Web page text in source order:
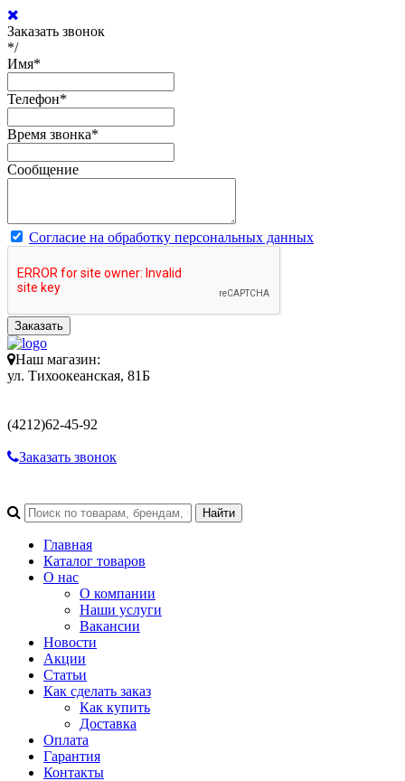
Заказать звонок
*/
Имя*
Телефон*
Время звонка*
Сообщение
Согласие на обработку персональных данных
Заказать
Наш магазин:
ул. Тихоокеанская, 81Б
(4212)62-45-92
Заказать звонок
Главная
Каталог товаров
О нас
О компании
Наши услуги
Вакансии
Новости
Акции
Статьи
Как сделать заказ
Как купить
Доставка
Оплата
Гарантия
Контакты